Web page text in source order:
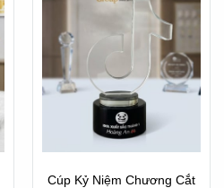
Cúp Kỷ Niệm Chương Cắt